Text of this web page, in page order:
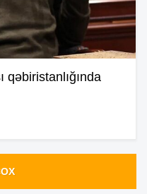
qəbiristanlığında